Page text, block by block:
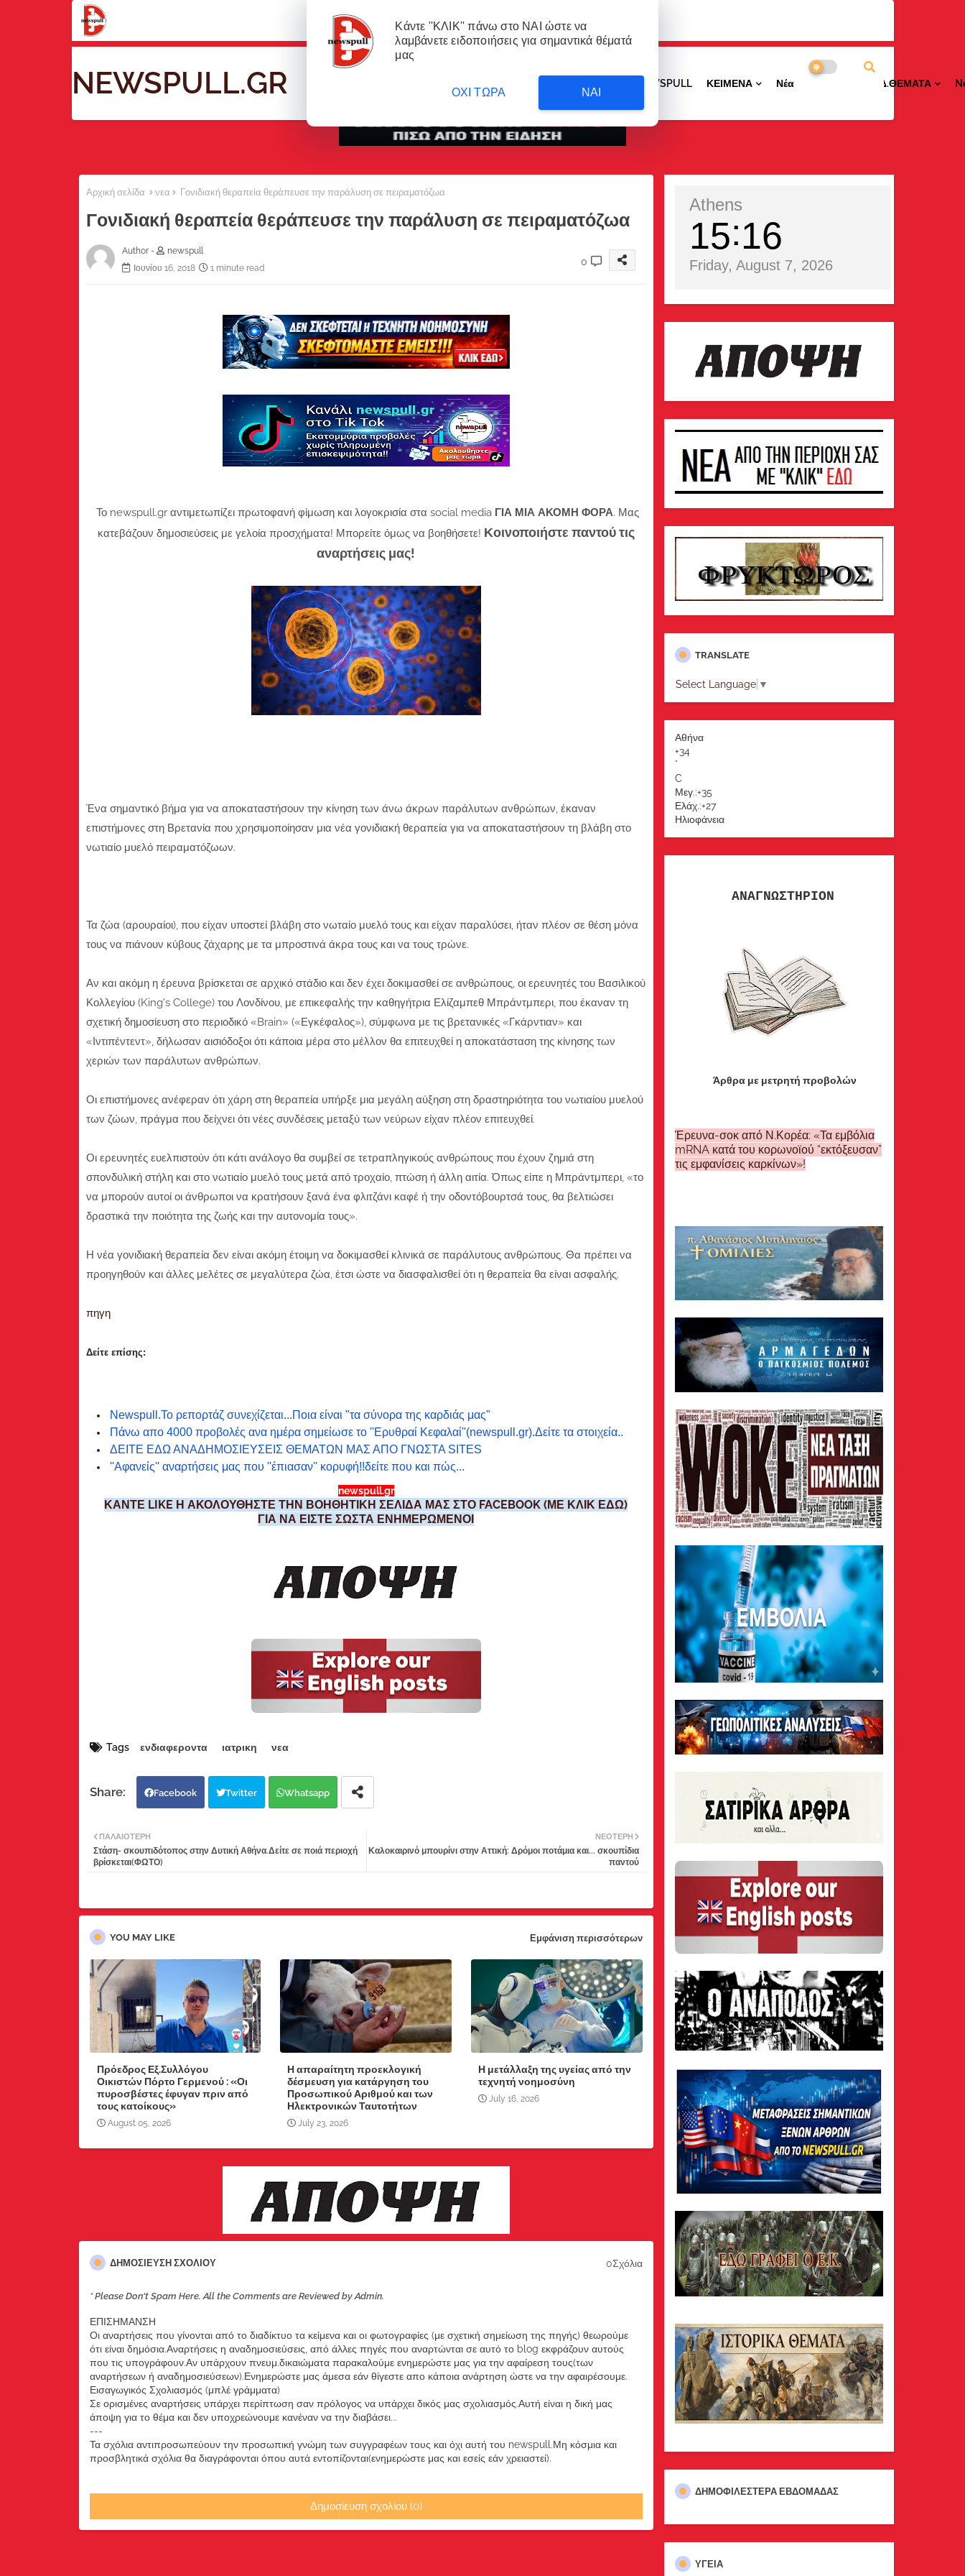
NEWSPULL.GR ΜΕΤΑΦΡΑΣΕΙΣ NEWSPULL ΚΕΙΜΕΝΑ ΝέαΠΕΡΙΟΧΩΝ ΕΙΔ.ΘΕΜΑΤΑ
Αρχική σελίδα νεα Γονιδιακή θεραπεία θεράπευσε την παράλυση σε πειραματόζωα
Γονιδιακή θεραπεία θεράπευσε την παράλυση σε πειραματόζωα
Author -
newspull
Ιουνίου 16, 2018
1 minute read
0
Το newspull.gr αντιμετωπίζει πρωτοφανή φίμωση και λογοκρισία στα social media ΓΙΑ ΜΙΑ ΑΚΟΜΗ ΦΟΡΑ. Μας
κατεβάζουν δημοσιεύσεις με γελοία προσχήματα! Μπορείτε όμως να βοηθήσετε! Κοινοποιήστε παντού τις
αναρτήσεις μας!
Ένα σημαντικό βήμα για να αποκαταστήσουν την κίνηση των άνω άκρων παράλυτων ανθρώπων, έκαναν
επιστήμονες στη Βρετανία που χρησιμοποίησαν μια νέα γονιδιακή θεραπεία για να αποκαταστήσουν τη βλάβη στο
νωτιαίο μυελό πειραματόζωων.
Τα ζώα (αρουραίοι), που είχαν υποστεί βλάβη στο νωταίο μυελό τους και είχαν παραλύσει, ήταν πλέον σε θέση μόνα
τους να πιάνουν κύβους ζάχαρης με τα μπροστινά άκρα τους και να τους τρώνε.
Αν και ακόμη η έρευνα βρίσκεται σε αρχικό στάδιο και δεν έχει δοκιμασθεί σε ανθρώπους, οι ερευνητές του Βασιλικού
Κολλεγίου (King's College) του Λονδίνου, με επικεφαλής την καθηγήτρια Ελίζαμπεθ Μπράντμπερι, που έκαναν τη
σχετική δημοσίευση στο περιοδικό «Brain» («Εγκέφαλος»), σύμφωνα με τις βρετανικές «Γκάρντιαν» και
«Ιντιπέντεντ», δήλωσαν αισιόδοξοι ότι κάποια μέρα στο μέλλον θα επιτευχθεί η αποκατάσταση της κίνησης των
χεριών των παράλυτων ανθρώπων.
Οι επιστήμονες ανέφεραν ότι χάρη στη θεραπεία υπήρξε μια μεγάλη αύξηση στη δραστηριότητα του νωτιαίου μυελού
των ζώων, πράγμα που δείχνει ότι νέες συνδέσεις μεταξύ των νεύρων είχαν πλέον επιτευχθεί.
Οι ερευνητές ευελπιστούν ότι κάτι ανάλογο θα συμβεί σε τετραπληγικούς ανθρώπους που έχουν ζημιά στη
σπονδυλική στήλη και στο νωτιαίο μυελό τους μετά από τροχαίο, πτώση ή άλλη αιτία. Όπως είπε η Μπράντμπερι, «το
να μπορούν αυτοί οι άνθρωποι να κρατήσουν ξανά ένα φλιτζάνι καφέ ή την οδοντόβουρτσά τους, θα βελτιώσει
δραστικά την ποιότητα της ζωής και την αυτονομία τους».
Η νέα γονιδιακή θεραπεία δεν είναι ακόμη έτοιμη να δοκιμασθεί κλινικά σε παράλυτους ανθρώπους. Θα πρέπει να
προηγηθούν και άλλες μελέτες σε μεγαλύτερα ζώα, έτσι ώστε να διασφαλισθεί ότι η θεραπεία θα είναι ασφαλής.
πηγη
Δείτε επίσης:
Newspull.Το ρεπορτάζ συνεχίζεται...Ποια είναι "τα σύνορα της καρδιάς μας"
Πάνω απο 4000 προβολές ανα ημέρα σημείωσε το ''Ερυθραί Κεφαλαί''(newspull.gr).Δείτε τα στοιχεία..
ΔΕΙΤΕ ΕΔΩ ΑΝΑΔΗΜΟΣΙΕΥΣΕΙΣ ΘΕΜΑΤΩΝ ΜΑΣ ΑΠΟ ΓΝΩΣΤΑ SITES
''Αφανείς'' αναρτήσεις μας που ''έπιασαν'' κορυφή!!δείτε που και πώς...
newspull.gr
ΚΑΝΤΕ LIKE Η ΑΚΟΛΟΥΘΗΣΤΕ ΤΗΝ ΒΟΗΘΗΤΙΚΗ ΣΕΛΙΔΑ ΜΑΣ ΣΤΟ FACEBOOK (ΜΕ ΚΛΙΚ ΕΔΩ)
ΓΙΑ ΝΑ ΕΙΣΤΕ ΣΩΣΤΑ ΕΝΗΜΕΡΩΜΕΝΟΙ
Tags ενδιαφεροντα ιατρικη νεα
Facebook Twitter Whatsapp
ΝΕΌΤΕΡΗ
Καλοκαιρινό μπουρίνι στην Αττική: Δρόμοι ποτάμια και... σκουπίδια
παντού
ΠΑΛΑΙΌΤΕΡΗ
Στάση- σκουπιδότοπος στην Δυτική Αθήνα.Δείτε σε ποιά περιοχή
βρίσκεται(ΦΩΤΟ)
YOU MAY LIKE Εμφάνιση περισσότερων
Πρόεδρος Εξ.Συλλόγου
Οικιστών Πόρτο Γερμενού : «Οι
πυροσβέστες έφυγαν πριν από
τους κατοίκους»
August 05, 2026
Η απαραίτητη προεκλογική
δέσμευση για κατάργηση του
Προσωπικού Αριθμού και των
Ηλεκτρονικών Ταυτοτήτων
July 23, 2026
Η μετάλλαξη της υγείας από την
τεχνητή νοημοσύνη
July 16, 2026
ΔΗΜΟΣΊΕΥΣΗ ΣΧΟΛΊΟΥ 0Σχόλια
* Please Don't Spam Here. All the Comments are Reviewed by Admin.
ΕΠΙΣΗΜΑΝΣΗ
Οι αναρτήσεις που γίνονται από το διαδίκτυο τα κείμενα και οι φωτογραφίες (με σχετική σημείωση της πηγής) θεωρούμε
ότι είναι δημόσια.Αναρτήσεις η αναδημοσιεύσεις, από άλλες πηγές που αναρτώνται σε αυτό το blog εκφράζουν αυτούς
που τις υπογράφουν.Αν υπάρχουν πνευμ.δικαιώματα παρακαλούμε ενημερώστε μας για την αφαίρεση τους(των
αναρτήσεων ή αναδημοσιεύσεων).Ενημερώστε μας άμεσα εάν θίγεστε απο κάποια ανάρτηση ώστε να την αφαιρέσουμε.
Εισαγωγικός Σχολιασμός (μπλέ γράμματα)
Σε ορισμένες αναρτήσεις υπάρχει περίπτωση σαν πρόλογος να υπάρχει δικός μας σχολιασμός.Αυτή είναι η δική μας
άποψη για το θέμα και δεν υποχρεώνουμε κανέναν να την διαβάσει...
---
Τα σχόλια αντιπροσωπεύουν την προσωπική γνώμη των συγγραφέων τους και όχι αυτή του newspull.Μη κόσμια και
προσβλητικά σχόλια θα διαγράφονται όπου αυτά εντοπίζονται(ενημερώστε μας και εσείς εάν χρειαστεί).
Δημοσίευση σχολίου (0)
Athens
15 16
Friday, August 7, 2026
TRANSLATE
Select Language ▼
Αθήνα
+34
°
C
Μεγ.:+35
Ελάχ.:+27
Ηλιοφάνεια
ΑΝΑΓΝΩΣΤΗΡΙΟΝ
Άρθρα με μετρητή προβολών
Έρευνα-σοκ από Ν.Κορέα: «Τα εμβόλια
mRNA κατά του κορωνοϊού “εκτόξευσαν”
τις εμφανίσεις καρκίνων»!
ΔΗΜΟΦΙΛΈΣΤΕΡΑ ΕΒΔΟΜΆΔΑΣ
ΥΓΕΙΑ
Κάντε ''ΚΛΙΚ'' πάνω στο ΝΑΙ ώστε να
λαμβάνετε ειδοποιήσεις για σημαντικά θέματά
μας
ΝΑΙ
ΟΧΙ ΤΩΡΑ